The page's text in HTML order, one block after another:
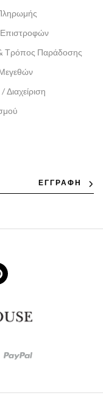
Επιστροφών
Τρόπος Παράδοσης
Διαχείριση
ΕΓΓΡΑΦΗ